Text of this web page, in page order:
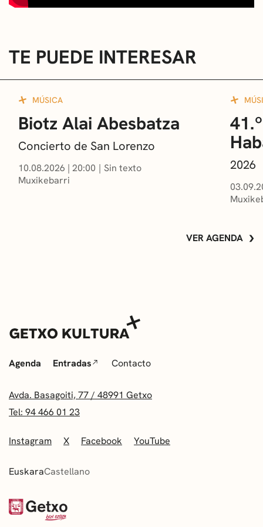
TE PUEDE INTERESAR
MÚSICA
Biotz Alai Abesbatza
Concierto de San Lorenzo
10.08.2026 | 20:00
Sin texto
Muxikebarri
2026
VER AGENDA
Agenda Entradas Contacto
Avda. Basagoiti, 77 / 48991 Getxo
Tel: 94 466 01 23
Instagram X Facebook YouTube
EuskaraCastellano